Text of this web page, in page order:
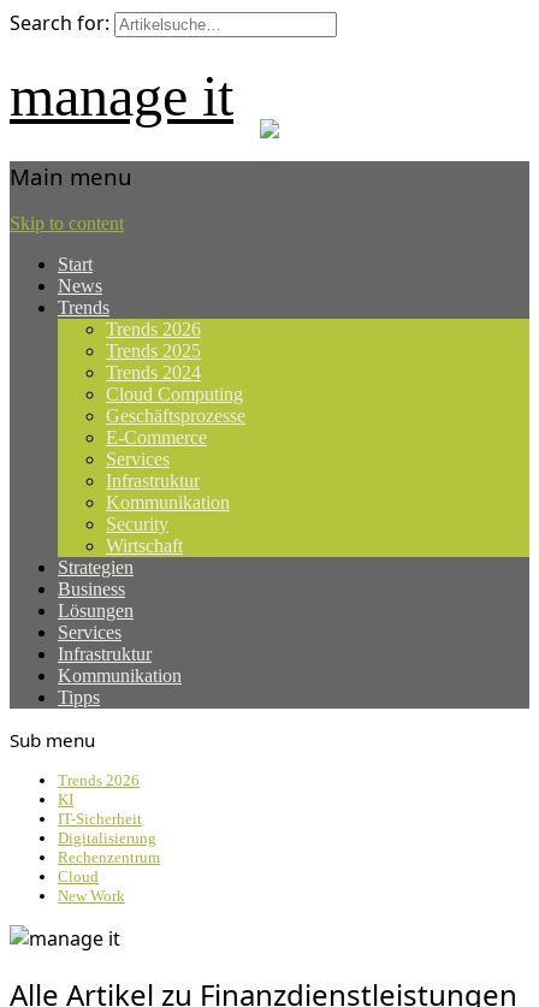
Search for:
manage it
Main menu
Skip to content
Start
News
Trends
Trends 2026
Trends 2025
Trends 2024
Cloud Computing
Geschäftsprozesse
E-Commerce
Services
Infrastruktur
Kommunikation
Security
Wirtschaft
Strategien
Business
Lösungen
Services
Infrastruktur
Kommunikation
Tipps
Sub menu
Trends 2026
KI
IT-Sicherheit
Digitalisierung
Rechenzentrum
Cloud
New Work
Alle Artikel zu Finanzdienstleistungen